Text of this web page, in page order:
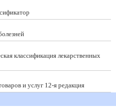
классификация лекарственных
и услуг 12-я редакция